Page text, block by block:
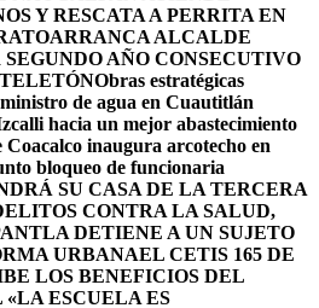
Y RESCATA A PERRITA EN
ARRANCA ALCALDE
AÑO CONSECUTIVO
Obras estratégicas
de agua en Cuautitlán
hacia un mejor abastecimiento
Coacalco inaugura arcotecho en
bloqueo de funcionaria
SU CASA DE LA TERCERA
CONTRA LA SALUD,
DETIENE A UN SUJETO
URBANAEL CETIS 165 DE
LOS BENEFICIOS DEL
ESCUELA ES